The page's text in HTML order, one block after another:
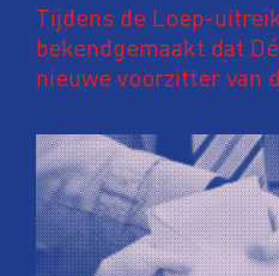
Tijdens de Loep-
bekendgemaakt dat
nieuwe voorzitter van
de Vos op, die 10 jaar
voorzittershamer